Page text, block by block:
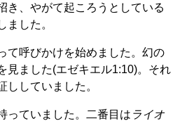
き、やがて起ころうとしている
ました。
て呼びかけを始めました。幻の
見ました(エゼキエル1:10)。それ
ししていました。
っていました。二番目は ライオ